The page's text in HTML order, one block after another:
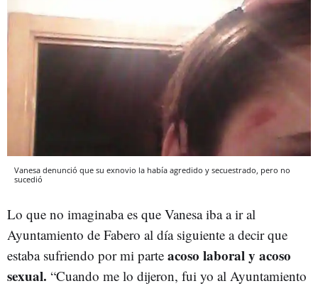
Vanesa denunció que su exnovio la había agredido y secuestrado, pero no
sucedió
Lo que no imaginaba es que Vanesa iba a ir al
Ayuntamiento de Fabero al día siguiente a decir que
estaba sufriendo por mi parte acoso laboral y acoso
sexual. “Cuando me lo dijeron, fui yo al Ayuntamiento